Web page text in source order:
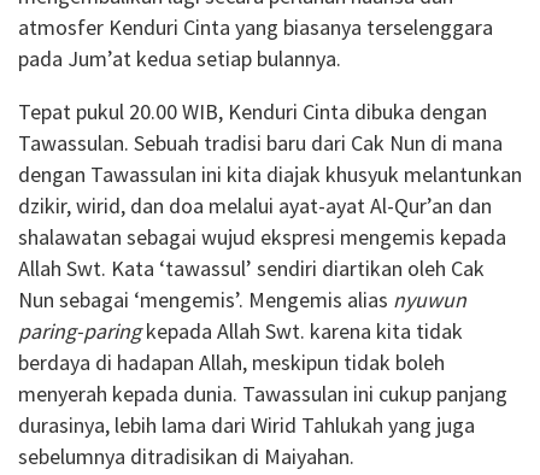
atmosfer Kenduri Cinta yang biasanya terselenggara
pada Jum’at kedua setiap bulannya.
Tepat pukul 20.00 WIB, Kenduri Cinta dibuka dengan
Tawassulan. Sebuah tradisi baru dari Cak Nun di mana
dengan Tawassulan ini kita diajak khusyuk melantunkan
dzikir, wirid, dan doa melalui ayat-ayat Al-Qur’an dan
shalawatan sebagai wujud ekspresi mengemis kepada
Allah Swt. Kata ‘tawassul’ sendiri diartikan oleh Cak
Nun sebagai ‘mengemis’. Mengemis alias nyuwun
paring-paringkepada Allah Swt. karena kita tidak
berdaya di hadapan Allah, meskipun tidak boleh
menyerah kepada dunia. Tawassulan ini cukup panjang
durasinya, lebih lama dari Wirid Tahlukah yang juga
sebelumnya ditradisikan di Maiyahan.